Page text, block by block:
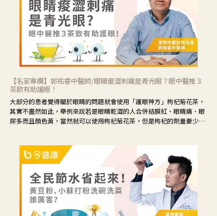
【名家專欄】郭祐睿中醫師/眼睛痠澀刺痛是青光眼？眼中醫推３
茶飲有助護眼！
大部分的患者覺得關於眼睛的問題就會使用「護眼神方」枸杞菊花茶，
其實不盡然如此，舉例來說若是眼睛乾澀的人合併結膜紅、眼睛痛、眼
屎多而且顏色黃，當然就可以使用枸杞菊花茶，但是枸杞的劑量要少，
候就要使用菊花、金銀花來治療；假如單純的眼睛乾澀，結膜沒有紅，
眼睛周圍沒有眼屎，這種情況是屬於「陰虛」，就可以使用枸杞、蓮
藕、麥門冬、山藥等比較滋潤的藥材，效果就更顯著。